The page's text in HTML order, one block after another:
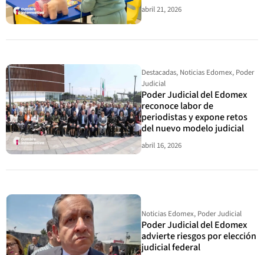
abril 21, 2026
Destacadas, Noticias Edomex, Poder
Judicial
Poder Judicial del Edomex
reconoce labor de
periodistas y expone retos
del nuevo modelo judicial
abril 16, 2026
Noticias Edomex, Poder Judicial
Poder Judicial del Edomex
advierte riesgos por elección
judicial federal